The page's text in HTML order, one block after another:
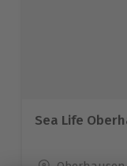
Sea Life